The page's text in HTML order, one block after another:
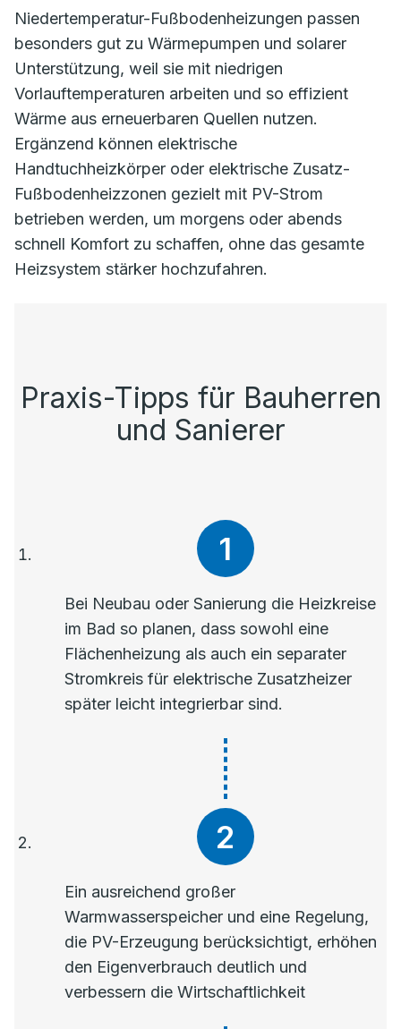
Niedertemperatur-Fußbodenheizungen passen
besonders gut zu Wärmepumpen und solarer
Unterstützung, weil sie mit niedrigen
Vorlauftemperaturen arbeiten und so effizient
Wärme aus erneuerbaren Quellen nutzen.
Ergänzend können elektrische
Handtuchheizkörper oder elektrische Zusatz-
Fußbodenheizzonen gezielt mit PV-Strom
betrieben werden, um morgens oder abends
schnell Komfort zu schaffen, ohne das gesamte
Heizsystem stärker hochzufahren.
Praxis-Tipps für Bauherren
und Sanierer
Bei Neubau oder Sanierung die Heizkreise
im Bad so planen, dass sowohl eine
Flächenheizung als auch ein separater
Stromkreis für elektrische Zusatzheizer
später leicht integrierbar sind.
Ein ausreichend großer
Warmwasserspeicher und eine Regelung,
die PV-Erzeugung berücksichtigt, erhöhen
den Eigenverbrauch deutlich und
verbessern die Wirtschaftlichkeit